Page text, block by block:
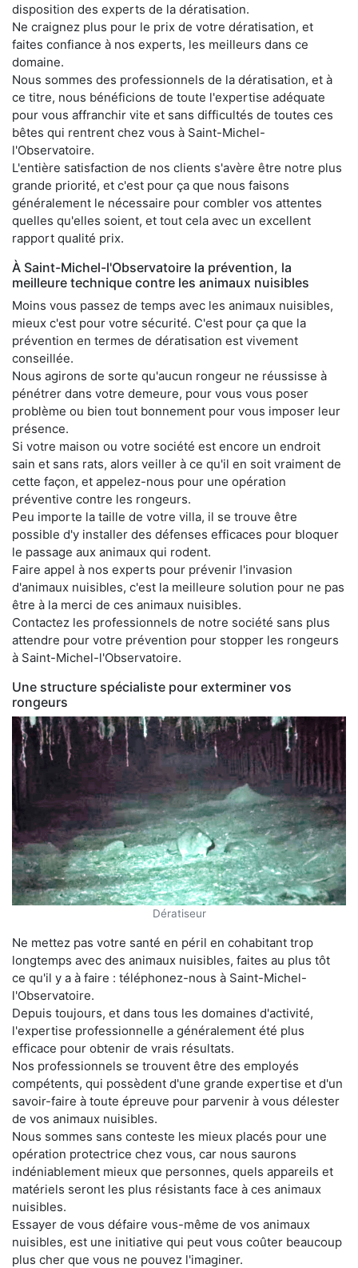
disposition des experts de la dératisation.
Ne craignez plus pour le prix de votre dératisation, et
faites confiance à nos experts, les meilleurs dans ce
domaine.
Nous sommes des professionnels de la dératisation, et à
ce titre, nous bénéficions de toute l'expertise adéquate
pour vous affranchir vite et sans difficultés de toutes ces
bêtes qui rentrent chez vous à Saint-Michel-
l'Observatoire.
L'entière satisfaction de nos clients s'avère être notre plus
grande priorité, et c'est pour ça que nous faisons
généralement le nécessaire pour combler vos attentes
quelles qu'elles soient, et tout cela avec un excellent
rapport qualité prix.
À Saint-Michel-l'Observatoire la prévention, la
meilleure technique contre les animaux nuisibles
Moins vous passez de temps avec les animaux nuisibles,
mieux c'est pour votre sécurité. C'est pour ça que la
prévention en termes de dératisation est vivement
conseillée.
Nous agirons de sorte qu'aucun rongeur ne réussisse à
pénétrer dans votre demeure, pour vous vous poser
problème ou bien tout bonnement pour vous imposer leur
présence.
Si votre maison ou votre société est encore un endroit
sain et sans rats, alors veiller à ce qu'il en soit vraiment de
cette façon, et appelez-nous pour une opération
préventive contre les rongeurs.
Peu importe la taille de votre villa, il se trouve être
possible d'y installer des défenses efficaces pour bloquer
le passage aux animaux qui rodent.
Faire appel à nos experts pour prévenir l'invasion
d'animaux nuisibles, c'est la meilleure solution pour ne pas
être à la merci de ces animaux nuisibles.
Contactez les professionnels de notre société sans plus
attendre pour votre prévention pour stopper les rongeurs
à Saint-Michel-l'Observatoire.
Une structure spécialiste pour exterminer vos
rongeurs
Dératiseur
Ne mettez pas votre santé en péril en cohabitant trop
longtemps avec des animaux nuisibles, faites au plus tôt
ce qu'il y a à faire : téléphonez-nous à Saint-Michel-
l'Observatoire.
Depuis toujours, et dans tous les domaines d'activité,
l'expertise professionnelle a généralement été plus
efficace pour obtenir de vrais résultats.
Nos professionnels se trouvent être des employés
compétents, qui possèdent d'une grande expertise et d'un
savoir-faire à toute épreuve pour parvenir à vous délester
de vos animaux nuisibles.
Nous sommes sans conteste les mieux placés pour une
opération protectrice chez vous, car nous saurons
indéniablement mieux que personnes, quels appareils et
matériels seront les plus résistants face à ces animaux
nuisibles.
Essayer de vous défaire vous-même de vos animaux
nuisibles, est une initiative qui peut vous coûter beaucoup
plus cher que vous ne pouvez l'imaginer.